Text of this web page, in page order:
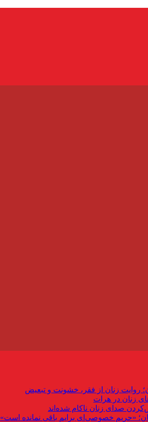
روایت زنان از فقر، خشونت و تبعیض
زنان در هرات
صدای زنان ناکام شده‌اند
«حریم خصوصی‌ای برایم باقی نمانده است»